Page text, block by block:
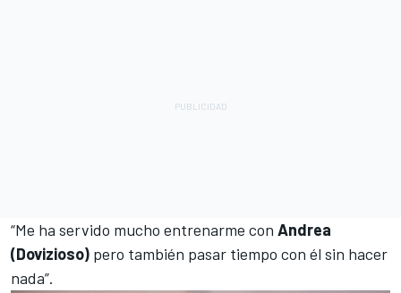
“Me ha servido mucho entrenarme con Andrea
(Dovizioso) pero también pasar tiempo con él sin hacer
nada”.